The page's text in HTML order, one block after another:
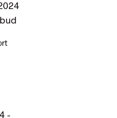
5.599,00.